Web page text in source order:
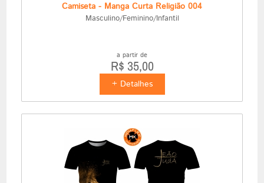
Camiseta - Manga Curta Religião 004
Masculino/Feminino/Infantil
a partir de
R$ 35,00
+ Detalhes